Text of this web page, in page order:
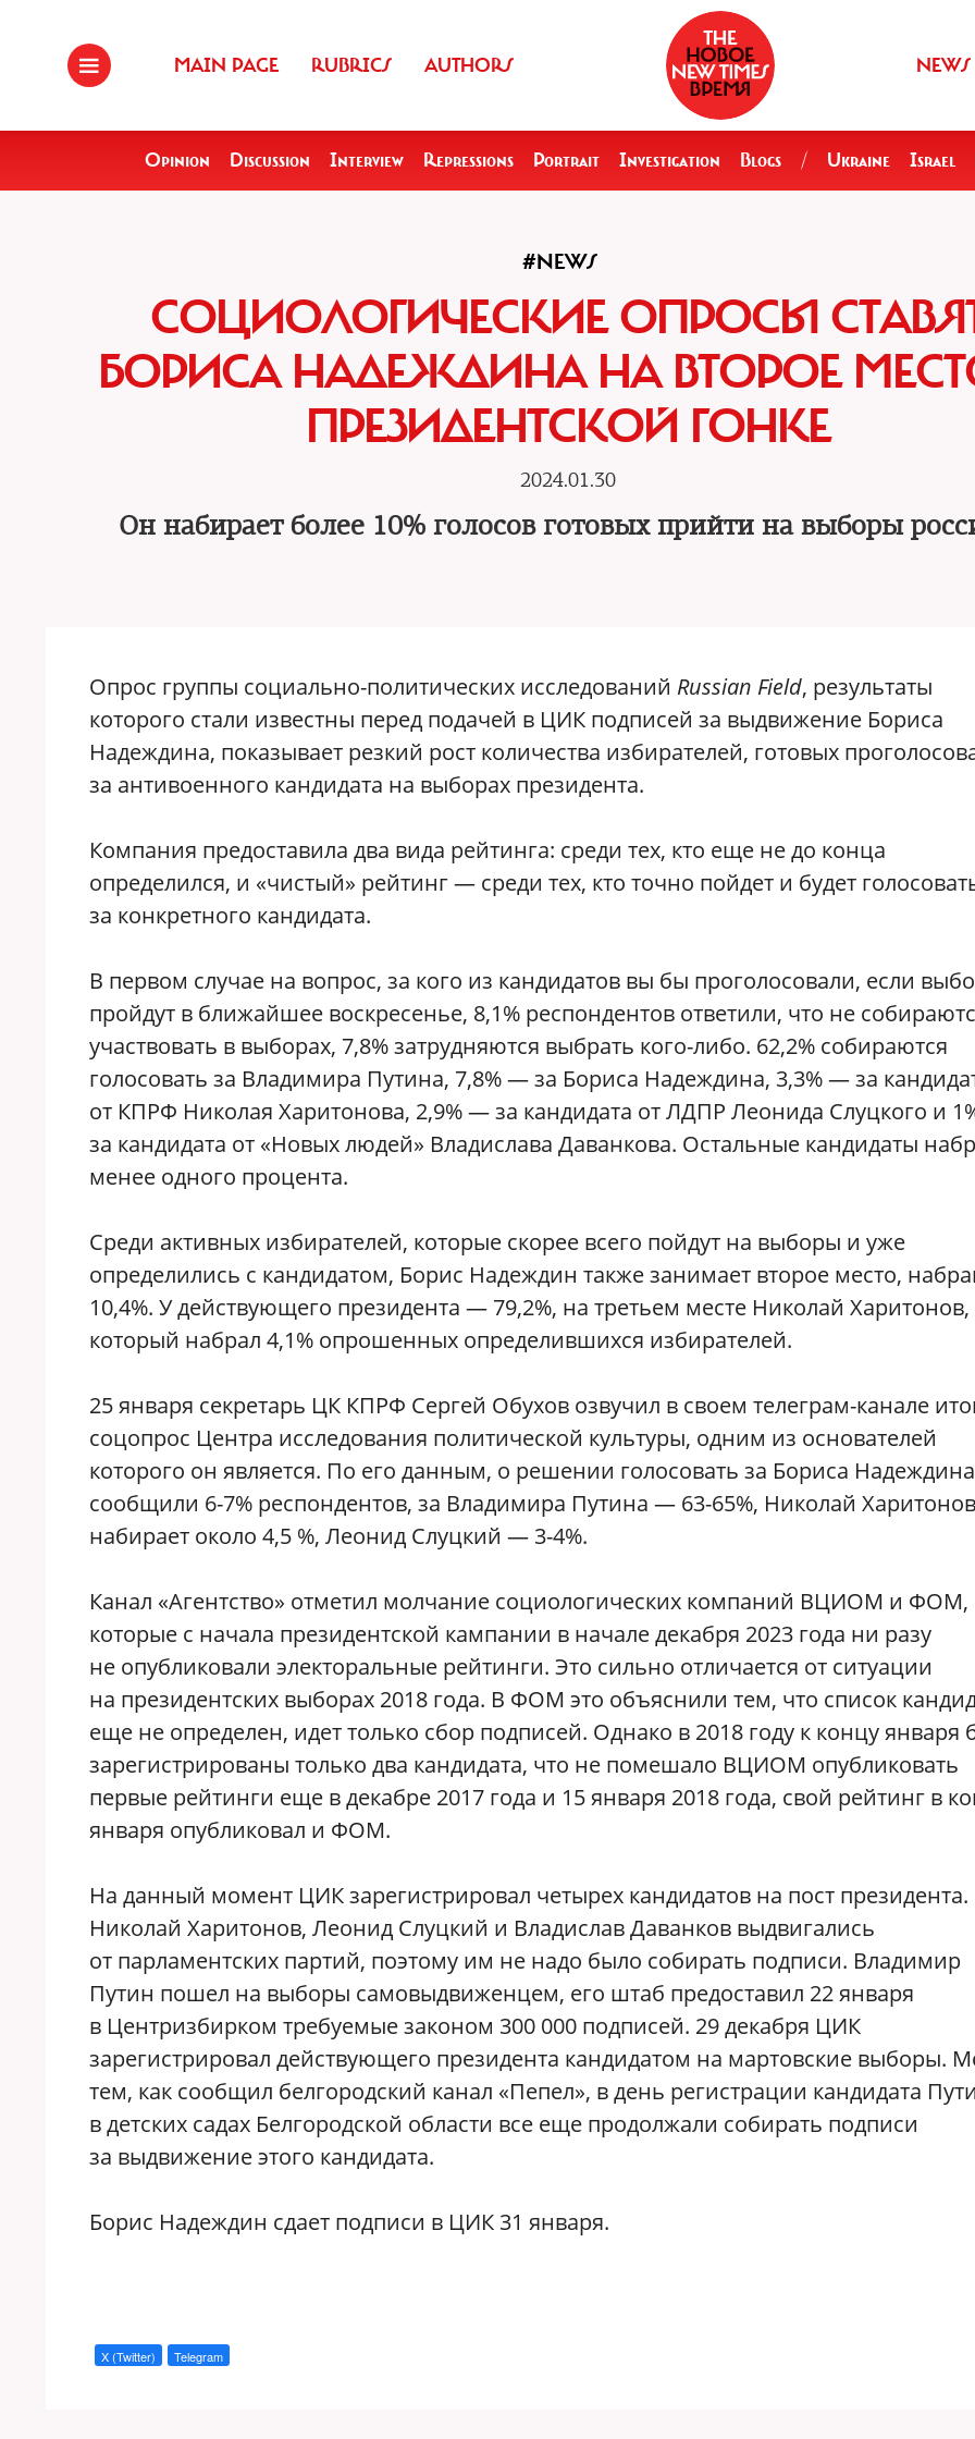
MAIN PAGE RUBRICS AUTHORS NEWS
Opinion Discussion Interview Repressions Portrait Investigation Blogs / Ukraine Israel
#NEWS
СОЦИОЛОГИЧЕСКИЕ ОПРОСЫ
БОРИСА НАДЕЖДИНА НА ВТОРОЕ
ПРЕЗИДЕНТСКОЙ ГОНКЕ
2024.01.30
Он набирает более 10% голосов готовых прийти на выборы
Опрос группы социально-политических исследований Russian Field, результаты
которого стали известны перед подачей в ЦИК подписей за выдвижение Бориса
Надеждина, показывает резкий рост количества избирателей, готовых
за антивоенного кандидата на выборах президента.
Компания предоставила два вида рейтинга: среди тех, кто еще не до конца
определился, и «чистый» рейтинг — среди тех, кто точно пойдет и будет
за конкретного кандидата.
В первом случае на вопрос, за кого из кандидатов вы бы проголосовали, если
пройдут в ближайшее воскресенье, 8,1% респондентов ответили, что не
участвовать в выборах, 7,8% затрудняются выбрать кого-либо. 62,2% собираются
голосовать за Владимира Путина, 7,8% — за Бориса Надеждина, 3,3% — за
от КПРФ Николая Харитонова, 2,9% — за кандидата от ЛДПР Леонида Слуцкого и
за кандидата от «Новых людей» Владислава Даванкова. Остальные кандидаты
менее одного процента.
Среди активных избирателей, которые скорее всего пойдут на выборы и уже
определились с кандидатом, Борис Надеждин также занимает второе место,
10,4%. У действующего президента — 79,2%, на третьем месте Николай Харитонов,
который набрал 4,1% опрошенных определившихся избирателей.
25 января секретарь ЦК КПРФ Сергей Обухов озвучил в своем телеграм-канале
соцопрос Центра исследования политической культуры, одним из основателей
которого он является. По его данным, о решении голосовать за Бориса Надеждина
сообщили 6-7% респондентов, за Владимира Путина — 63-65%, Николай Харитонов
набирает около 4,5 %, Леонид Слуцкий — 3-4%.
Канал «Агентство» отметил молчание социологических компаний ВЦИОМ и ФОМ,
которые с начала президентской кампании в начале декабря 2023 года ни разу
не опубликовали электоральные рейтинги. Это сильно отличается от ситуации
на президентских выборах 2018 года. В ФОМ это объяснили тем, что список
еще не определен, идет только сбор подписей. Однако в 2018 году к концу января
зарегистрированы только два кандидата, что не помешало ВЦИОМ опубликовать
первые рейтинги еще в декабре 2017 года и 15 января 2018 года, свой рейтинг в
января опубликовал и ФОМ.
На данный момент ЦИК зарегистрировал четырех кандидатов на пост президента.
Николай Харитонов, Леонид Слуцкий и Владислав Даванков выдвигались
от парламентских партий, поэтому им не надо было собирать подписи. Владимир
Путин пошел на выборы самовыдвиженцем, его штаб предоставил 22 января
в Центризбирком требуемые законом 300 000 подписей. 29 декабря ЦИК
зарегистрировал действующего президента кандидатом на мартовские выборы.
тем, как сообщил белгородский канал «Пепел», в день регистрации кандидата
в детских садах Белгородской области все еще продолжали собирать подписи
за выдвижение этого кандидата.
Борис Надеждин сдает подписи в ЦИК 31 января.
X (Twitter) Telegram